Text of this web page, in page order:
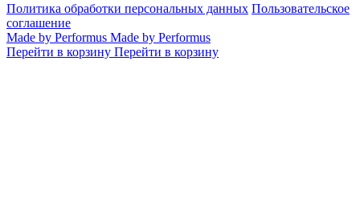
Политика обработки персональных данных Пользовательское
соглашение
Made by Performus Made by Performus
Перейти в корзину Перейти в корзину